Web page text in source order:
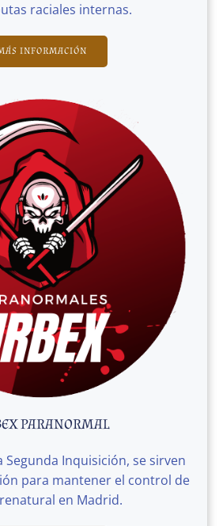
raciales internas.
INFORMACIÓN
PARANORMAL
Segunda Inquisición, se sirven
para mantener el control de
en Madrid.